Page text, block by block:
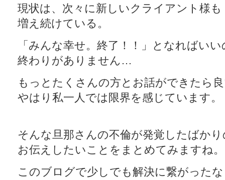
現状は、次々に新しいクライアント様も
増え続けている。
「みんな幸せ。終了！！」となればい
終わりがありません…
もっとたくさんの方とお話ができたら
やはり私一人では限界を感じています。
そんな旦那さんの不倫が発覚したばか
お伝えしたいことをまとめてみますね。
このブログで少しでも解決に繋がった